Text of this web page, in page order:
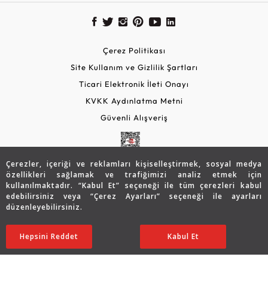
Çerezler, içeriği ve reklamları kişiselleştirmek, sosyal medya
özellikleri sağlamak ve trafiğimizi analiz etmek için
kullanılmaktadır. “Kabul Et” seçeneği ile tüm çerezleri kabul
edebilirsiniz veya “Çerez Ayarları” seçeneği ile ayarları
düzenleyebilirsiniz.
Ayarları Düzenle
Hepsini Reddet Kabul Et
33.482 TL
26.812TL
22.790 TL SATIN ALIN
Çerez Politikası
Site Kullanım ve Gizlilik Şartları
Ticari Elektronik İleti Onayı
KVKK Aydınlatma Metni
Güvenli Alışveriş
Copyright © 2026 Assos Pırlanta - Bu sitenin tüm hakları